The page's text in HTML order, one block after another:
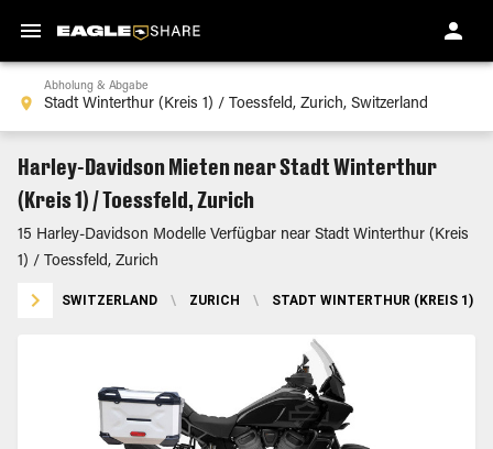
Abholung & Abgabe
Harley-Davidson Mieten near Stadt Winterthur
(Kreis 1) / Toessfeld, Zurich
15 Harley-Davidson Modelle Verfügbar near Stadt Winterthur (Kreis
1) / Toessfeld, Zurich
SWITZERLAND \ ZURICH \ STADT WINTERTHUR (KREIS 1) /